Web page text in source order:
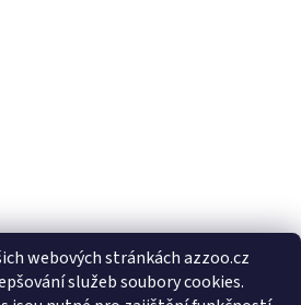
webových stránkách azzoo.cz
služeb soubory cookies.